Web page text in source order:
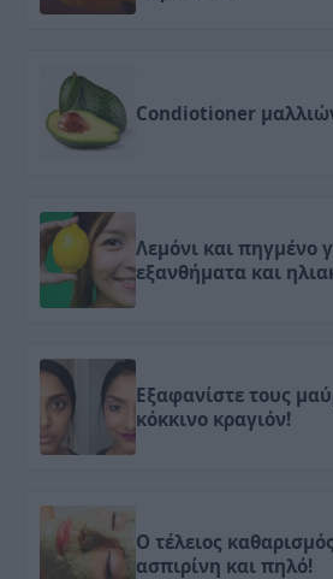
Condiotioner
Λεμόνι και πηγμένο
εξανθήματα και
Εξαφανίστε τους
κόκκινο κραγιόν!
Ο τέλειος
ασπιρίνη και πηλό!